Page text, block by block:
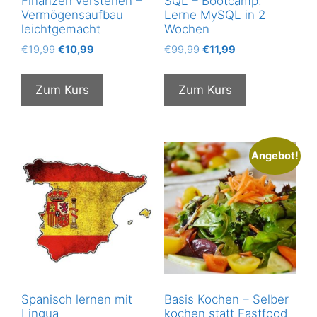
Vermögensaufbau
leichtgemacht
€19,99 Ursprünglicher
war:
€19,99
€10,99
ist:
Zum Kurs
Lerne MySQL in 2
Wochen
€99,99 Ursprünglicher
war:
€99,99
€11,99Aktueller
ist:
Zum Kurs
Spanisch lernen mit
Lingua
Angebot!
Basis Kochen – Selber
kochen statt Fastfood